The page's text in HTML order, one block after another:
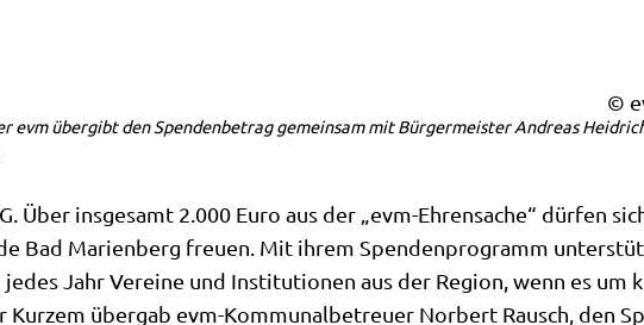
©
evm übergibt den Spendenbetrag gemeinsam mit Bürgermeister Andreas
Über insgesamt 2.000 Euro aus der „evm-Ehrensache“ dürfen
Bad Marienberg freuen. Mit ihrem Spendenprogramm
Jahr Vereine und Institutionen aus der Region, wenn es um
Kurzem übergab evm-Kommunalbetreuer Norbert Rausch, den